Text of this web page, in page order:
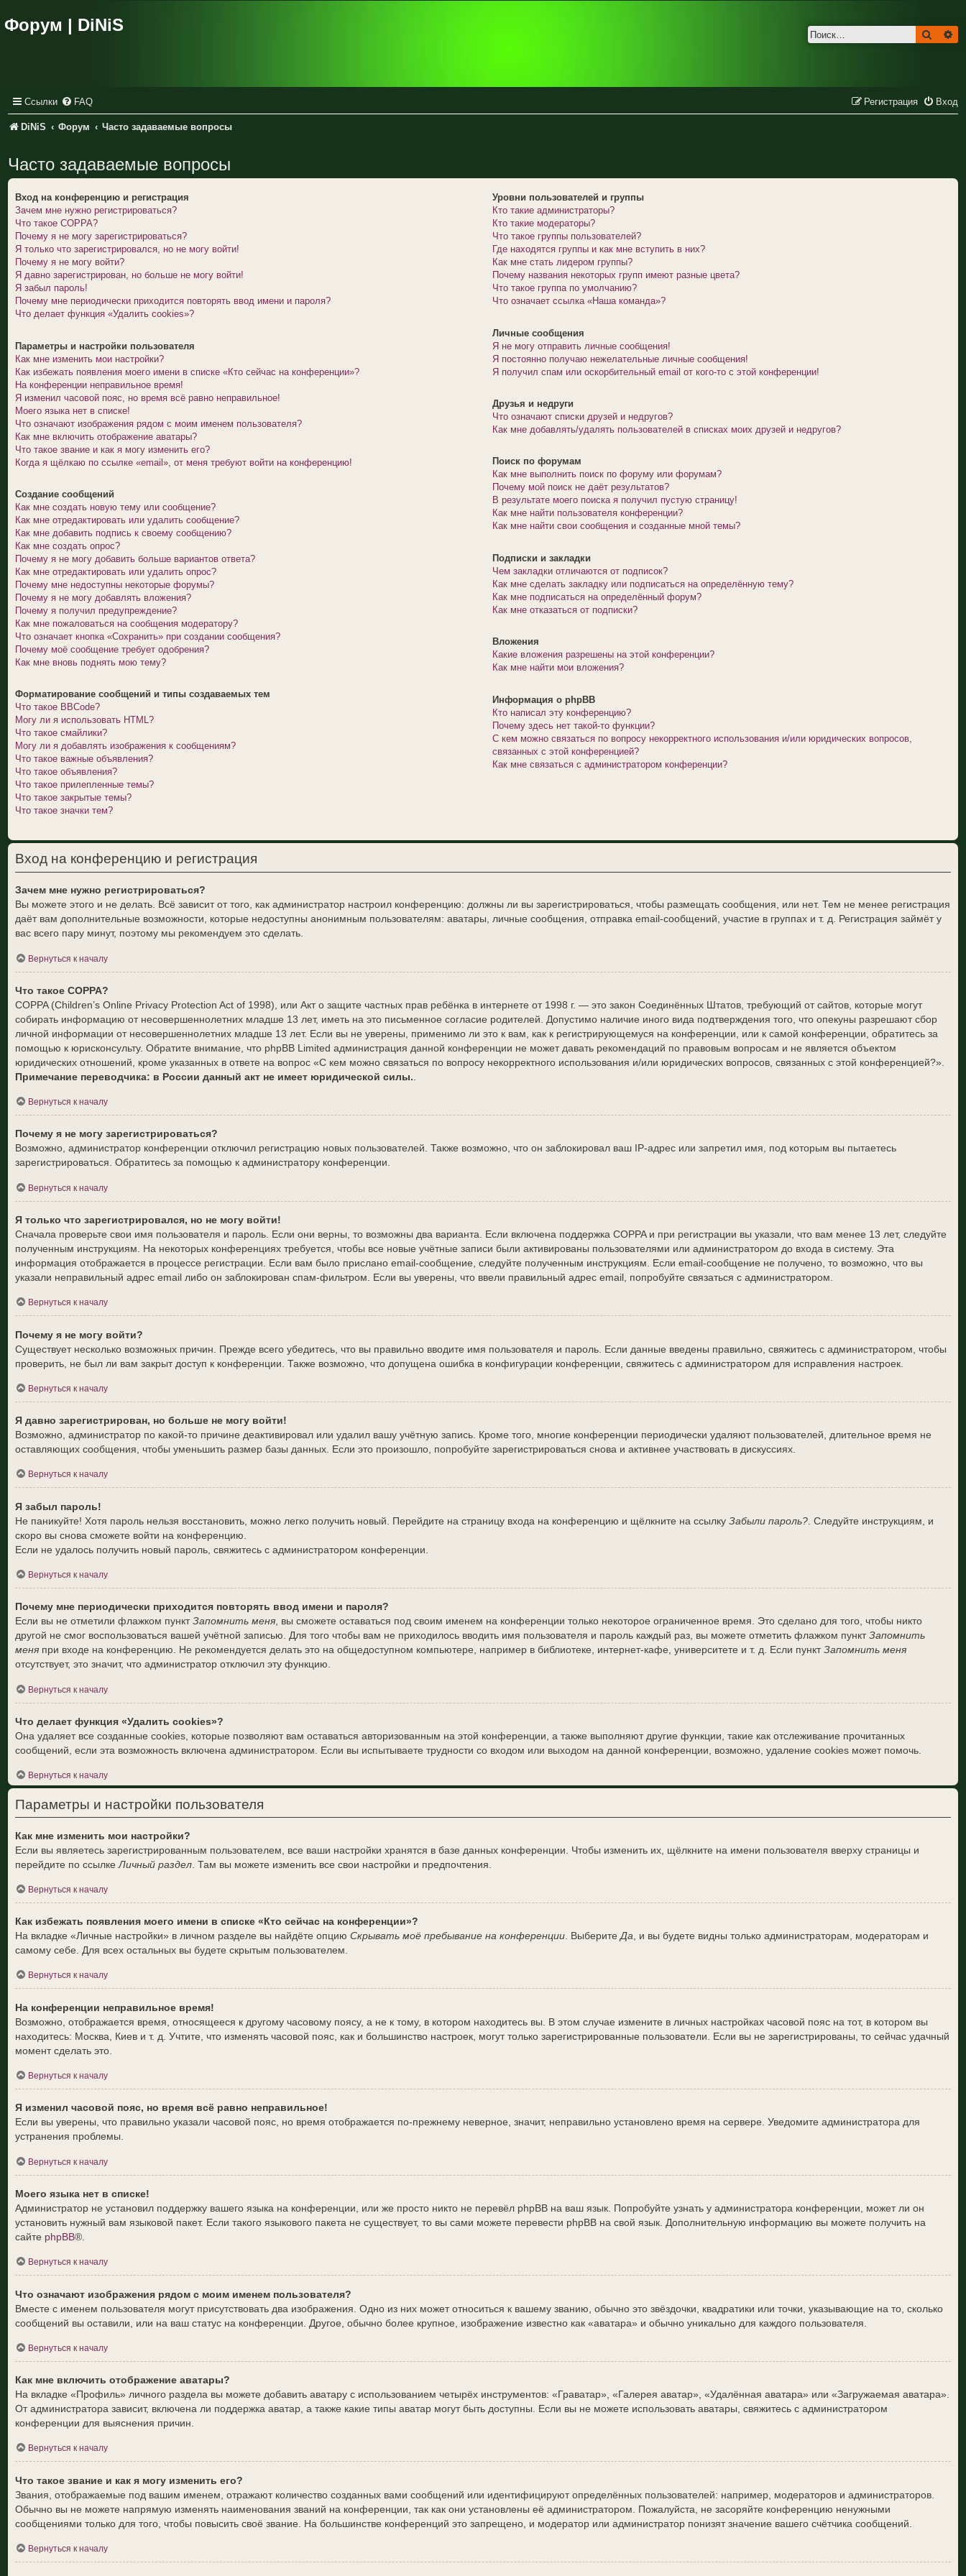
Форум | DiNiS Поиск
Ссылки FAQ Вход
Регистрация
DiNiS Форум Часто задаваемые вопросы
Часто задаваемые вопросы
Вход на конференцию и регистрация
Зачем мне нужно регистрироваться?
Что такое COPPA?
Почему я не могу зарегистрироваться?
Я только что зарегистрировался, но не могу войти!
Почему я не могу войти?
Я давно зарегистрирован, но больше не могу войти!
Я забыл пароль!
Почему мне периодически приходится повторять ввод имени и пароля?
Что делает функция «Удалить cookies»?
Параметры и настройки пользователя
Как мне изменить мои настройки?
Как избежать появления моего имени в списке «Кто сейчас на конференции»?
На конференции неправильное время!
Я изменил часовой пояс, но время всё равно неправильное!
Моего языка нет в списке!
Что означают изображения рядом с моим именем пользователя?
Как мне включить отображение аватары?
Что такое звание и как я могу изменить его?
Когда я щёлкаю по ссылке «email», от меня требуют войти на конференцию!
Создание сообщений
Как мне создать новую тему или сообщение?
Как мне отредактировать или удалить сообщение?
Как мне добавить подпись к своему сообщению?
Как мне создать опрос?
Почему я не могу добавить больше вариантов ответа?
Как мне отредактировать или удалить опрос?
Почему мне недоступны некоторые форумы?
Почему я не могу добавлять вложения?
Почему я получил предупреждение?
Как мне пожаловаться на сообщения модератору?
Что означает кнопка «Сохранить» при создании сообщения?
Почему моё сообщение требует одобрения?
Как мне вновь поднять мою тему?
Форматирование сообщений и типы создаваемых тем
Что такое BBCode?
Могу ли я использовать HTML?
Что такое смайлики?
Могу ли я добавлять изображения к сообщениям?
Что такое важные объявления?
Что такое объявления?
Что такое прилепленные темы?
Что такое закрытые темы?
Что такое значки тем?
Уровни пользователей и группы
Кто такие администраторы?
Кто такие модераторы?
Что такое группы пользователей?
Где находятся группы и как мне вступить в них?
Как мне стать лидером группы?
Почему названия некоторых групп имеют разные цвета?
Что такое группа по умолчанию?
Что означает ссылка «Наша команда»?
Личные сообщения
Я не могу отправить личные сообщения!
Я постоянно получаю нежелательные личные сообщения!
Я получил спам или оскорбительный email от кого-то с этой конференции!
Друзья и недруги
Что означают списки друзей и недругов?
Как мне добавлять/удалять пользователей в списках моих друзей и недругов?
Поиск по форумам
Как мне выполнить поиск по форуму или форумам?
Почему мой поиск не даёт результатов?
В результате моего поиска я получил пустую страницу!
Как мне найти пользователя конференции?
Как мне найти свои сообщения и созданные мной темы?
Подписки и закладки
Чем закладки отличаются от подписок?
Как мне сделать закладку или подписаться на определённую тему?
Как мне подписаться на определённый форум?
Как мне отказаться от подписки?
Вложения
Какие вложения разрешены на этой конференции?
Как мне найти мои вложения?
Информация о phpBB
Кто написал эту конференцию?
Почему здесь нет такой-то функции?
С кем можно связаться по вопросу некорректного использования и/или юридических вопросов,
связанных с этой конференцией?
Как мне связаться с администратором конференции?
Вход на конференцию и регистрация
Зачем мне нужно регистрироваться?
Вы можете этого и не делать. Всё зависит от того, как администратор настроил конференцию: должны ли вы зарегистрироваться, чтобы размещать сообщения, или нет. Тем не менее регистрация
даёт вам дополнительные возможности, которые недоступны анонимным пользователям: аватары, личные сообщения, отправка email-сообщений, участие в группах и т. д. Регистрация займёт у
вас всего пару минут, поэтому мы рекомендуем это сделать.
Вернуться к началу
Что такое COPPA?
COPPA (Children’s Online Privacy Protection Act of 1998), или Акт о защите частных прав ребёнка в интернете от 1998 г. — это закон Соединённых Штатов, требующий от сайтов, которые могут
собирать информацию от несовершеннолетних младше 13 лет, иметь на это письменное согласие родителей. Допустимо наличие иного вида подтверждения того, что опекуны разрешают сбор
личной информации от несовершеннолетних младше 13 лет. Если вы не уверены, применимо ли это к вам, как к регистрирующемуся на конференции, или к самой конференции, обратитесь за
помощью к юрисконсульту. Обратите внимание, что phpBB Limited администрация данной конференции не может давать рекомендаций по правовым вопросам и не является объектом
юридических отношений, кроме указанных в ответе на вопрос «С кем можно связаться по вопросу некорректного использования и/или юридических вопросов, связанных с этой конференцией?».
Примечание переводчика: в России данный акт не имеет юридической силы.
Вернуться к началу
Почему я не могу зарегистрироваться?
Возможно, администратор конференции отключил регистрацию новых пользователей. Также возможно, что он заблокировал ваш IP-адрес или запретил имя, под которым вы пытаетесь
зарегистрироваться. Обратитесь за помощью к администратору конференции.
Вернуться к началу
Я только что зарегистрировался, но не могу войти!
Сначала проверьте свои имя пользователя и пароль. Если они верны, то возможны два варианта. Если включена поддержка COPPA и при регистрации вы указали, что вам менее 13 лет, следуйте
полученным инструкциям. На некоторых конференциях требуется, чтобы все новые учётные записи были активированы пользователями или администратором до входа в систему. Эта
информация отображается в процессе регистрации. Если вам было прислано email-сообщение, следуйте полученным инструкциям. Если email-сообщение не получено, то возможно, что вы
указали неправильный адрес email либо он заблокирован спам-фильтром. Если вы уверены, что ввели правильный адрес email, попробуйте связаться с администратором.
Вернуться к началу
Почему я не могу войти?
Существует несколько возможных причин. Прежде всего убедитесь, что вы правильно вводите имя пользователя и пароль. Если данные введены правильно, свяжитесь с администратором, чтобы
проверить, не был ли вам закрыт доступ к конференции. Также возможно, что допущена ошибка в конфигурации конференции, свяжитесь с администратором для исправления настроек.
Вернуться к началу
Я давно зарегистрирован, но больше не могу войти!
Возможно, администратор по какой-то причине деактивировал или удалил вашу учётную запись. Кроме того, многие конференции периодически удаляют пользователей, длительное время не
оставляющих сообщения, чтобы уменьшить размер базы данных. Если это произошло, попробуйте зарегистрироваться снова и активнее участвовать в дискуссиях.
Вернуться к началу
Я забыл пароль!
Не паникуйте! Хотя пароль нельзя восстановить, можно легко получить новый. Перейдите на страницу входа на конференцию и щёлкните на ссылку Забыли пароль? . Следуйте инструкциям, и
скоро вы снова сможете войти на конференцию.
Если не удалось получить новый пароль, свяжитесь с администратором конференции.
Вернуться к началу
Почему мне периодически приходится повторять ввод имени и пароля?
Если вы не отметили флажком пунктЗапомнить меня, вы сможете оставаться под своим именем на конференции только некоторое ограниченное время. Это сделано для того, чтобы никто
другой не смог воспользоваться вашей учётной записью. Для того чтобы вам не приходилось вводить имя пользователя и пароль каждый раз, вы можете отметить флажком пунктЗапомнить
меня при входе на конференцию. Не рекомендуется делать это на общедоступном компьютере, например в библиотеке, интернет-кафе, университете и т. д. Если пунктЗапомнить меня
отсутствует, это значит, что администратор отключил эту функцию.
Вернуться к началу
Что делает функция «Удалить cookies»?
Она удаляет все созданные cookies, которые позволяют вам оставаться авторизованным на этой конференции, а также выполняют другие функции, такие как отслеживание прочитанных
сообщений, если эта возможность включена администратором. Если вы испытываете трудности со входом или выходом на данной конференции, возможно, удаление cookies может помочь.
Вернуться к началу
Параметры и настройки пользователя
Как мне изменить мои настройки?
Если вы являетесь зарегистрированным пользователем, все ваши настройки хранятся в базе данных конференции. Чтобы изменить их, щёлкните на имени пользователя вверху страницы и
перейдите по ссылке Личный раздел . Там вы можете изменить все свои настройки и предпочтения.
Вернуться к началу
Как избежать появления моего имени в списке «Кто сейчас на конференции»?
На вкладке «Личные настройки» в личном разделе вы найдёте опцию Скрывать моё пребывание на конференции. ВыберитеДа, и вы будете видны только администраторам, модераторам и
самому себе. Для всех остальных вы будете скрытым пользователем.
Вернуться к началу
На конференции неправильное время!
Возможно, отображается время, относящееся к другому часовому поясу, а не к тому, в котором находитесь вы. В этом случае измените в личных настройках часовой пояс на тот, в котором вы
находитесь: Москва, Киев и т. д. Учтите, что изменять часовой пояс, как и большинство настроек, могут только зарегистрированные пользователи. Если вы не зарегистрированы, то сейчас удачный
момент сделать это.
Вернуться к началу
Я изменил часовой пояс, но время всё равно неправильное!
Если вы уверены, что правильно указали часовой пояс, но время отображается по-прежнему неверное, значит, неправильно установлено время на сервере. Уведомите администратора для
устранения проблемы.
Вернуться к началу
Моего языка нет в списке!
Администратор не установил поддержку вашего языка на конференции, или же просто никто не перевёл phpBB на ваш язык. Попробуйте узнать у администратора конференции, может ли он
установить нужный вам языковой пакет. Если такого языкового пакета не существует, то вы сами можете перевести phpBB на свой язык. Дополнительную информацию вы можете получить на
сайте phpBB®.
Вернуться к началу
Что означают изображения рядом с моим именем пользователя?
Вместе с именем пользователя могут присутствовать два изображения. Одно из них может относиться к вашему званию, обычно это звёздочки, квадратики или точки, указывающие на то, сколько
сообщений вы оставили, или на ваш статус на конференции. Другое, обычно более крупное, изображение известно как «аватара» и обычно уникально для каждого пользователя.
Вернуться к началу
Как мне включить отображение аватары?
На вкладке «Профиль» личного раздела вы можете добавить аватару с использованием четырёх инструментов: «Граватар», «Галерея аватар», «Удалённая аватара» или «Загружаемая аватара».
От администратора зависит, включена ли поддержка аватар, а также какие типы аватар могут быть доступны. Если вы не можете использовать аватары, свяжитесь с администратором
конференции для выяснения причин.
Вернуться к началу
Что такое звание и как я могу изменить его?
Звания, отображаемые под вашим именем, отражают количество созданных вами сообщений или идентифицируют определённых пользователей: например, модераторов и администраторов.
Обычно вы не можете напрямую изменять наименования званий на конференции, так как они установлены её администратором. Пожалуйста, не засоряйте конференцию ненужными
сообщениями только для того, чтобы повысить своё звание. На большинстве конференций это запрещено, и модератор или администратор понизят значение вашего счётчика сообщений.
Вернуться к началу